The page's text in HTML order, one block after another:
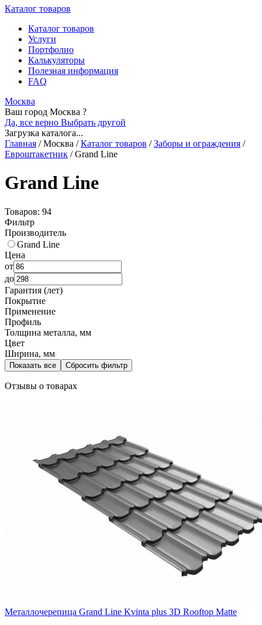
Каталог товаров
Каталог товаров
Услуги
Портфолио
Калькуляторы
Полезная информация
FAQ
Москва
Ваш город Москва ?
Да, все верно Выбрать другой
Загрузка каталога...
Главная /Москва / Каталог товаров / Заборы и ограждения /
Евроштакетник /Grand Line
Grand Line
Товаров: 94
Фильтр
Производитель
Grand Line
Цена
от
до
Гарантия (лет)
Покрытие
Применение
Профиль
Толщина металла, мм
Цвет
Ширина, мм
Показать все Сбросить фильтр
Отзывы о товарах
Металлочерепица Grand Line Kvinta plus 3D Rooftop Matte